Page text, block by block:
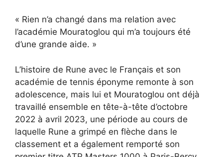
« Rien n’a changé dans ma relation avec
l’académie Mouratoglou qui m’a toujours été
d’une grande aide. »
L’histoire de Rune avec le Français et son
académie de tennis éponyme remonte à son
adolescence, mais lui et Mouratoglou ont déjà
travaillé ensemble en tête-à-tête d’octobre
2022 à avril 2023, une période au cours de
laquelle Rune a grimpé en flèche dans le
classement et a également remporté son